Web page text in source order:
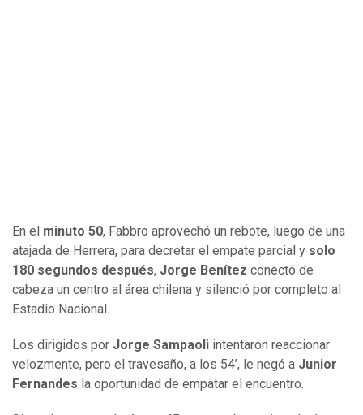
En el minuto 50, Fabbro aprovechó un rebote, luego de una
atajada de Herrera, para decretar el empate parcial y solo
180 segundos después, Jorge Benítez conectó de
cabeza un centro al área chilena y silenció por completo al
Estadio Nacional.
Los dirigidos por Jorge Sampaoli intentaron reaccionar
velozmente, pero el travesaño, a los 54’, le negó a Junior
Fernandes la oportunidad de empatar el encuentro.